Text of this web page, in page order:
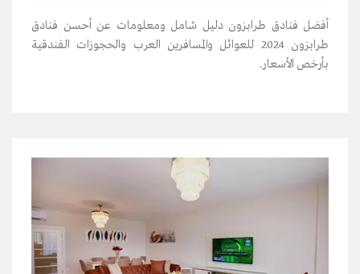
أفضل فنادق طرابزون دليل شامل ومعلومات عن أحسن فنادق
طرابزون 2024 للعوائل والمسافرين العرب والحجوزات الفندقية
بأرخص الأسعار.